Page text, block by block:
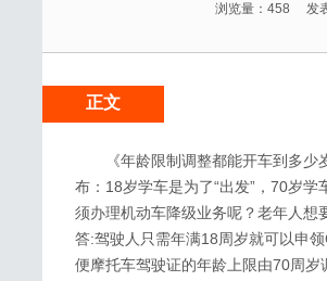
浏览量：458 发
正文
《年龄限制调整都能开车到多
布：18岁学车是为了“出发”，70岁
须办理机动车降级业务呢？老年人想
答:驾驶人只需年满18周岁就可以申
便摩托车驾驶证的年龄上限由70周